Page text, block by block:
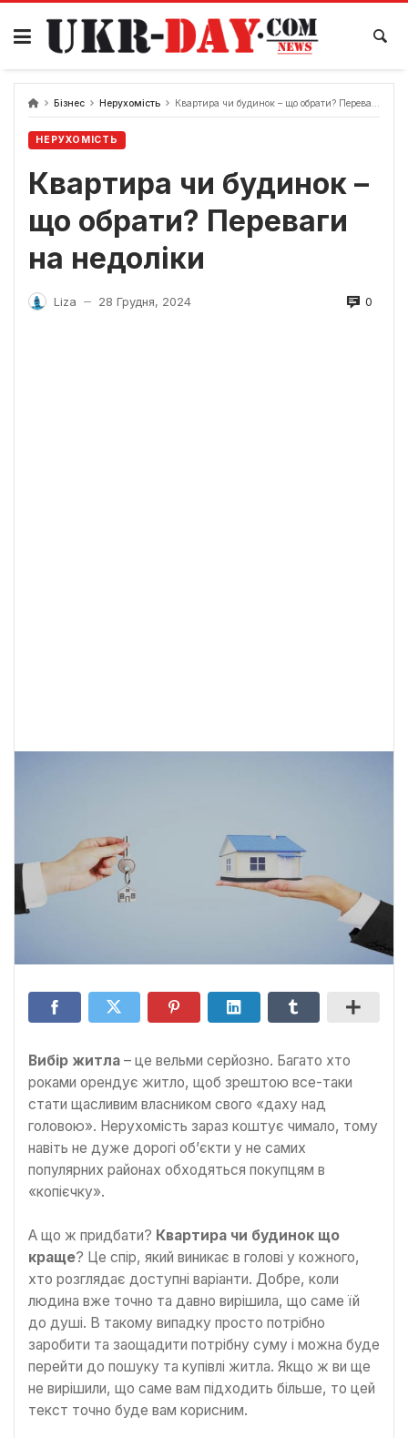
Перейти
вмісту
Бізнес Нерухомість Квартира чи будинок – що обрати? Переваги на недоліки
НЕРУХОМІСТЬ
Квартира чи будинок –
що обрати? Переваги
на недоліки
Liza — 28 Грудня, 2024 0
Вибір житла – це вельми серйозно. Багато хто
роками орендує житло, щоб зрештою все-таки
стати щасливим власником свого «даху над
головою». Нерухомість зараз коштує чимало, тому
навіть не дуже дорогі об’єкти у не самих
популярних районах обходяться покупцям в
«копієчку».
А що ж придбати? Квартира чи будинок що
краще? Це спір, який виникає в голові у кожного,
хто розглядає доступні варіанти. Добре, коли
людина вже точно та давно вирішила, що саме їй
до душі. В такому випадку просто потрібно
заробити та заощадити потрібну суму і можна буде
перейти до пошуку та купівлі житла. Якщо ж ви ще
не вирішили, що саме вам підходить більше, то цей
текст точно буде вам корисним.